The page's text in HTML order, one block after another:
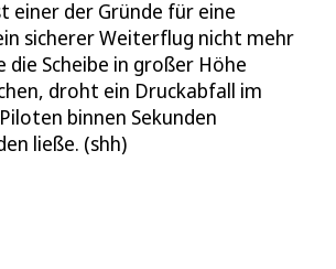
einer der Gründe für eine
sicherer Weiterflug nicht mehr
die Scheibe in großer Höhe
droht ein Druckabfall im
binnen Sekunden
ließe. (shh)